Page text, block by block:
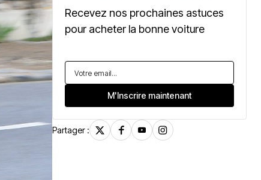
Recevez nos prochaines astuces
pour acheter la bonne voiture
Partager :